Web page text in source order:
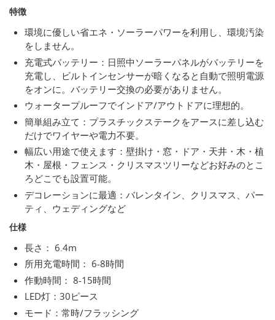
特徴
環境に優しい省エネ・ソーラーパワーを利用し、環境汚染
をしません。
充電式バッテリー：日照中ソーラーパネルがバッテリーを
充電し、ビルトインセンサーが暗くなると自動で照明電源
をオンに。バッテリー交換の必要がありません。
ウォータープルーフでインドア/アウトドアに理想的。
簡単組み立て：プラスチックステークをアースに差し込む
だけでワイヤーや電力不要。
幅広い用途で使えます：壁掛け・窓・ドア・天井・木・植
木・屋根・フェンス・クリスマスツリーなどお好みのとこ
ろどこでも設置可能。
デコレーションに最適：バレンタイン、クリスマス、パー
ティ、ウェディングなど
仕様
長さ： 6.4m
所用充電時間： 6-8時間
作動時間： 8-15時間
LED灯：30ピース
モード：常時/フラッシング